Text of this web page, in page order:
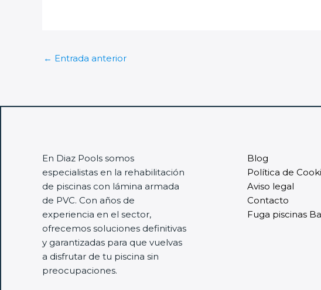
← Entrada anterior
En Diaz Pools somos
especialistas en la rehabilitación
de piscinas con lámina armada
de PVC. Con años de
experiencia en el sector,
ofrecemos soluciones definitivas
y garantizadas para que vuelvas
a disfrutar de tu piscina sin
preocupaciones.
Blog
Política de
Aviso legal
Contacto
Fuga piscinas